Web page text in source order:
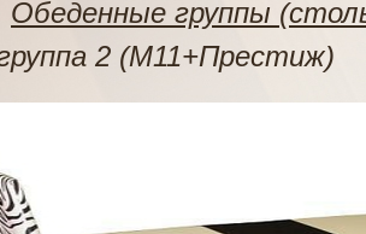
Обеденные группы
2 (М11+Престиж)